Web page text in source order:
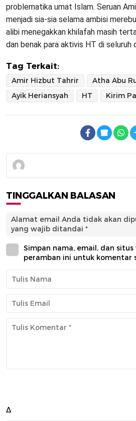
problematika umat Islam. Seruan
menjadi sia-sia selama ambisi
alibi menegakkan khilafah masih
dan benak para aktivis HT di seluruh
Tag Terkait:
Amir Hizbut Tahrir
Atha Abu
Ayik Heriansyah
HT
TINGGALKAN BALASAN
Alamat email Anda tidak akan
yang wajib ditandai *
Simpan nama, email, dan situs
peramban ini untuk komentar
Δ